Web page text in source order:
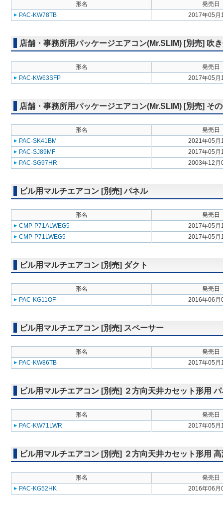
形名
発売日
PAC-KW78TB
2017年05月
店舗・事務所用パッケージエアコン(Mr.SLIM) [別売] 吹
形名
発売日
PAC-KW63SFP
2017年05月
店舗・事務所用パッケージエアコン(Mr.SLIM) [別売] そ
形名
発売日
PAC-SK41BM
2021年05月
PAC-SJ89MF
2017年05月
PAC-SG97HR
2003年12月
ビル用マルチエアコン [別売] パネル
形名
発売日
CMP-P71ALWEG5
2017年05月
CMP-P71LWEG5
2017年05月
ビル用マルチエアコン [別売] ダクト
形名
発売日
PAC-KG11OF
2016年06月
ビル用マルチエアコン [別売] スペーサー
形名
発売日
PAC-KW86TB
2017年05月
ビル用マルチエアコン [別売] ２方向天井カセット形用
形名
発売日
PAC-KW71LWR
2017年05月
ビル用マルチエアコン [別売] ２方向天井カセット形用
形名
発売日
PAC-KG52HK
2016年06月